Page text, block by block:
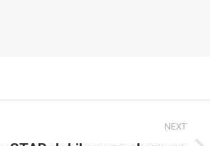
NEXT